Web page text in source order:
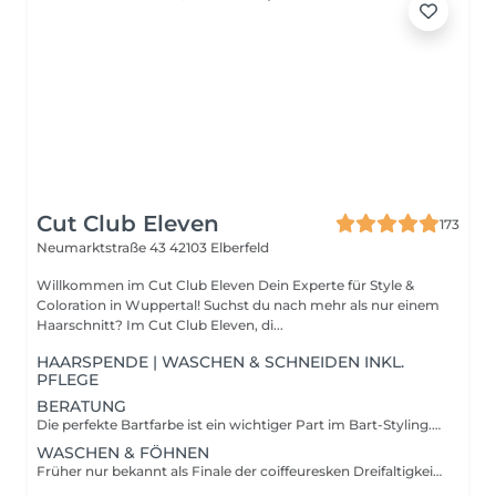
Cut Club Eleven
173
Neumarktstraße 43 42103 Elberfeld
Willkommen im Cut Club Eleven Dein Experte für Style &
Coloration in Wuppertal! Suchst du nach mehr als nur einem
Haarschnitt? Im Cut Club Eleven, di...
HAARSPENDE | WASCHEN & SCHNEIDEN INKL.
PFLEGE
BERATUNG
Die perfekte Bartfarbe ist ein wichtiger Part im Bart-Styling. Damit das Ergebnis sensationell ausfällt, muss zunächst eine realistische Farbwahl getroffen und das passende Produkt gefunden werden. Wenn es um Farbe geht, sollte ein ausgewiesener Experte Hand anlegen.
WASCHEN & FÖHNEN
Früher nur bekannt als Finale der coiffeuresken Dreifaltigkeit Waschen-Schneiden-Föhnen, hat sich das Föhnen als eigenständige Behandlung unter dem amerikanisierten Titel Blow Dry als Verwöhnbehandlung und Megatipp für seidig glänzendes, softes und voluminöses Red Carpet-Haar etabliert. 20 Minuten und ein Föhn in Profihänden gelten als Erfüllung.